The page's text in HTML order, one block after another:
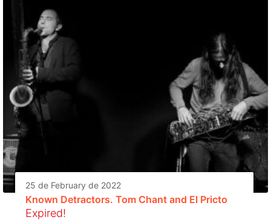
25 de February de 2022
Known Detractors. Tom Chant and El Pricto
Expired!